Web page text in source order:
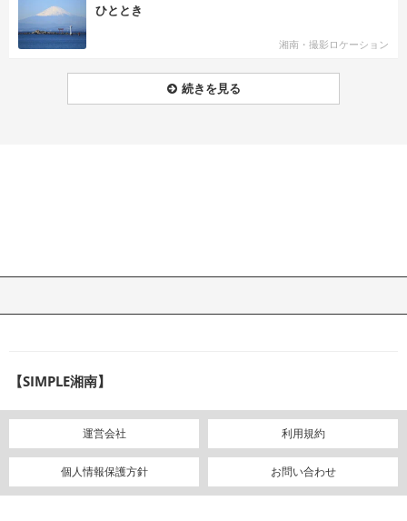
ひととき
湘南・撮影ロケーション
続きを見る
【SIMPLE湘南】
運営会社 利用規約
個人情報保護方針 お問い合わせ